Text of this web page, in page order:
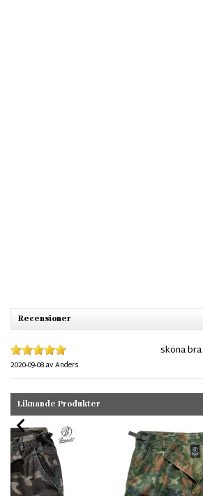
Recensioner
2020-09-08avAnders
sköna
Liknande Produkter